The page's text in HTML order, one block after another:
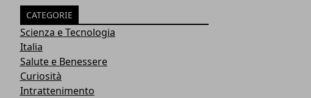
CATEGORIE
Scienza e Tecnologia
Italia
Salute e Benessere
Curiosità
Intrattenimento